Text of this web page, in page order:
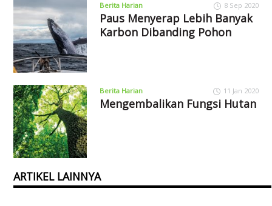
Berita Harian 8 Sep 2020
Paus Menyerap Lebih Banyak
Karbon Dibanding Pohon
Berita Harian 11 Jan 2020
Mengembalikan Fungsi Hutan
ARTIKEL LAINNYA